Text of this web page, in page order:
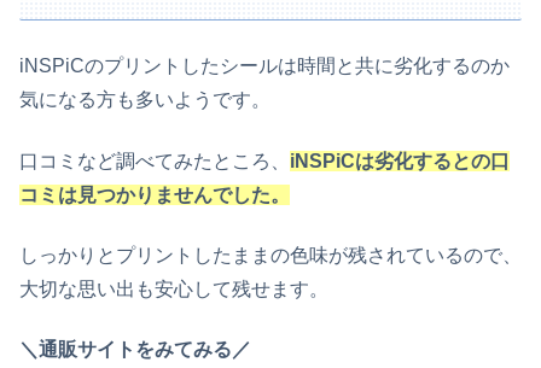
iNSPiCのプリントしたシールは時間と共に劣化するのか
気になる方も多いようです。
口コミなど調べてみたところ、 iNSPiCは劣化するとの口
コミは見つかりませんでした。
しっかりとプリントしたままの色味が残されているので、
大切な思い出も安心して残せます。
＼通販サイトをみてみる／